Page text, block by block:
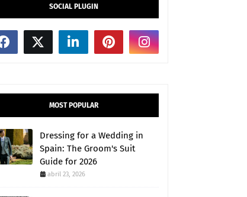
SOCIAL PLUGIN
MOST POPULAR
Dressing for a Wedding in
Spain: The Groom's Suit
Guide for 2026
abril 23, 2026